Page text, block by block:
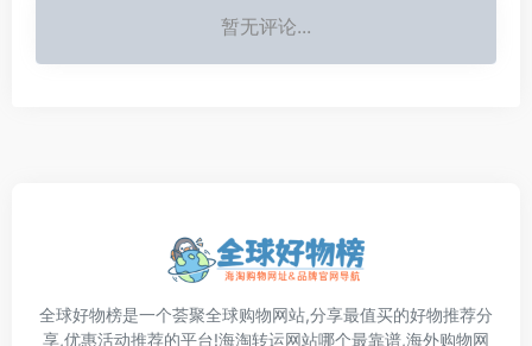
暂无评论...
全球好物榜是一个荟聚全球购物网站,分享最值买的好物推荐分
享,优惠活动推荐的平台!海淘转运网站哪个最靠谱,海外购物网